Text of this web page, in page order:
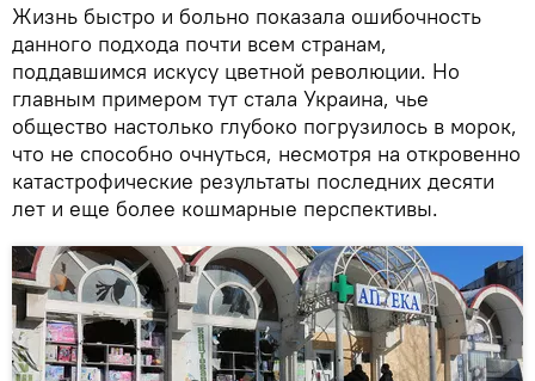
Жизнь быстро и больно показала ошибочность
данного подхода почти всем странам,
поддавшимся искусу цветной революции. Но
главным примером тут стала Украина, чье
общество настолько глубоко погрузилось в морок,
что не способно очнуться, несмотря на откровенно
катастрофические результаты последних десяти
лет и еще более кошмарные перспективы.